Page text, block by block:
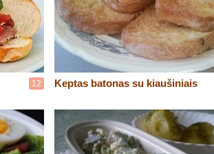
12 Keptas batonas su kiaušiniais